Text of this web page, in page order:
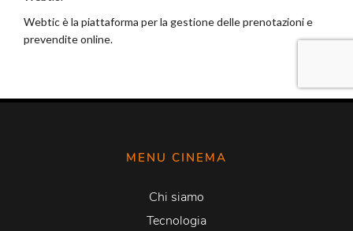
MENU CINEMA
Chi siamo
Tecnologia